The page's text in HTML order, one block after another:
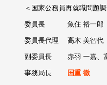
＜国家公務員再就職問題
委員長 魚住 裕一郎
委員長代理 高木 美智代
副委員長 赤羽 一嘉、富
事務局長 国重 徹